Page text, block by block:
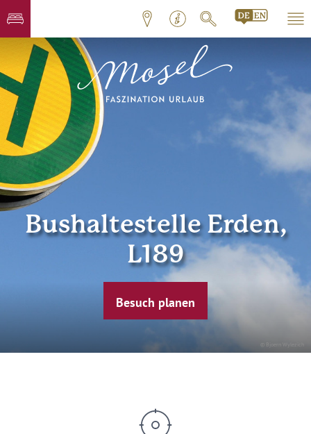
© Bjoern Wylezich
Bushaltestelle Erden,
L189
Besuch planen